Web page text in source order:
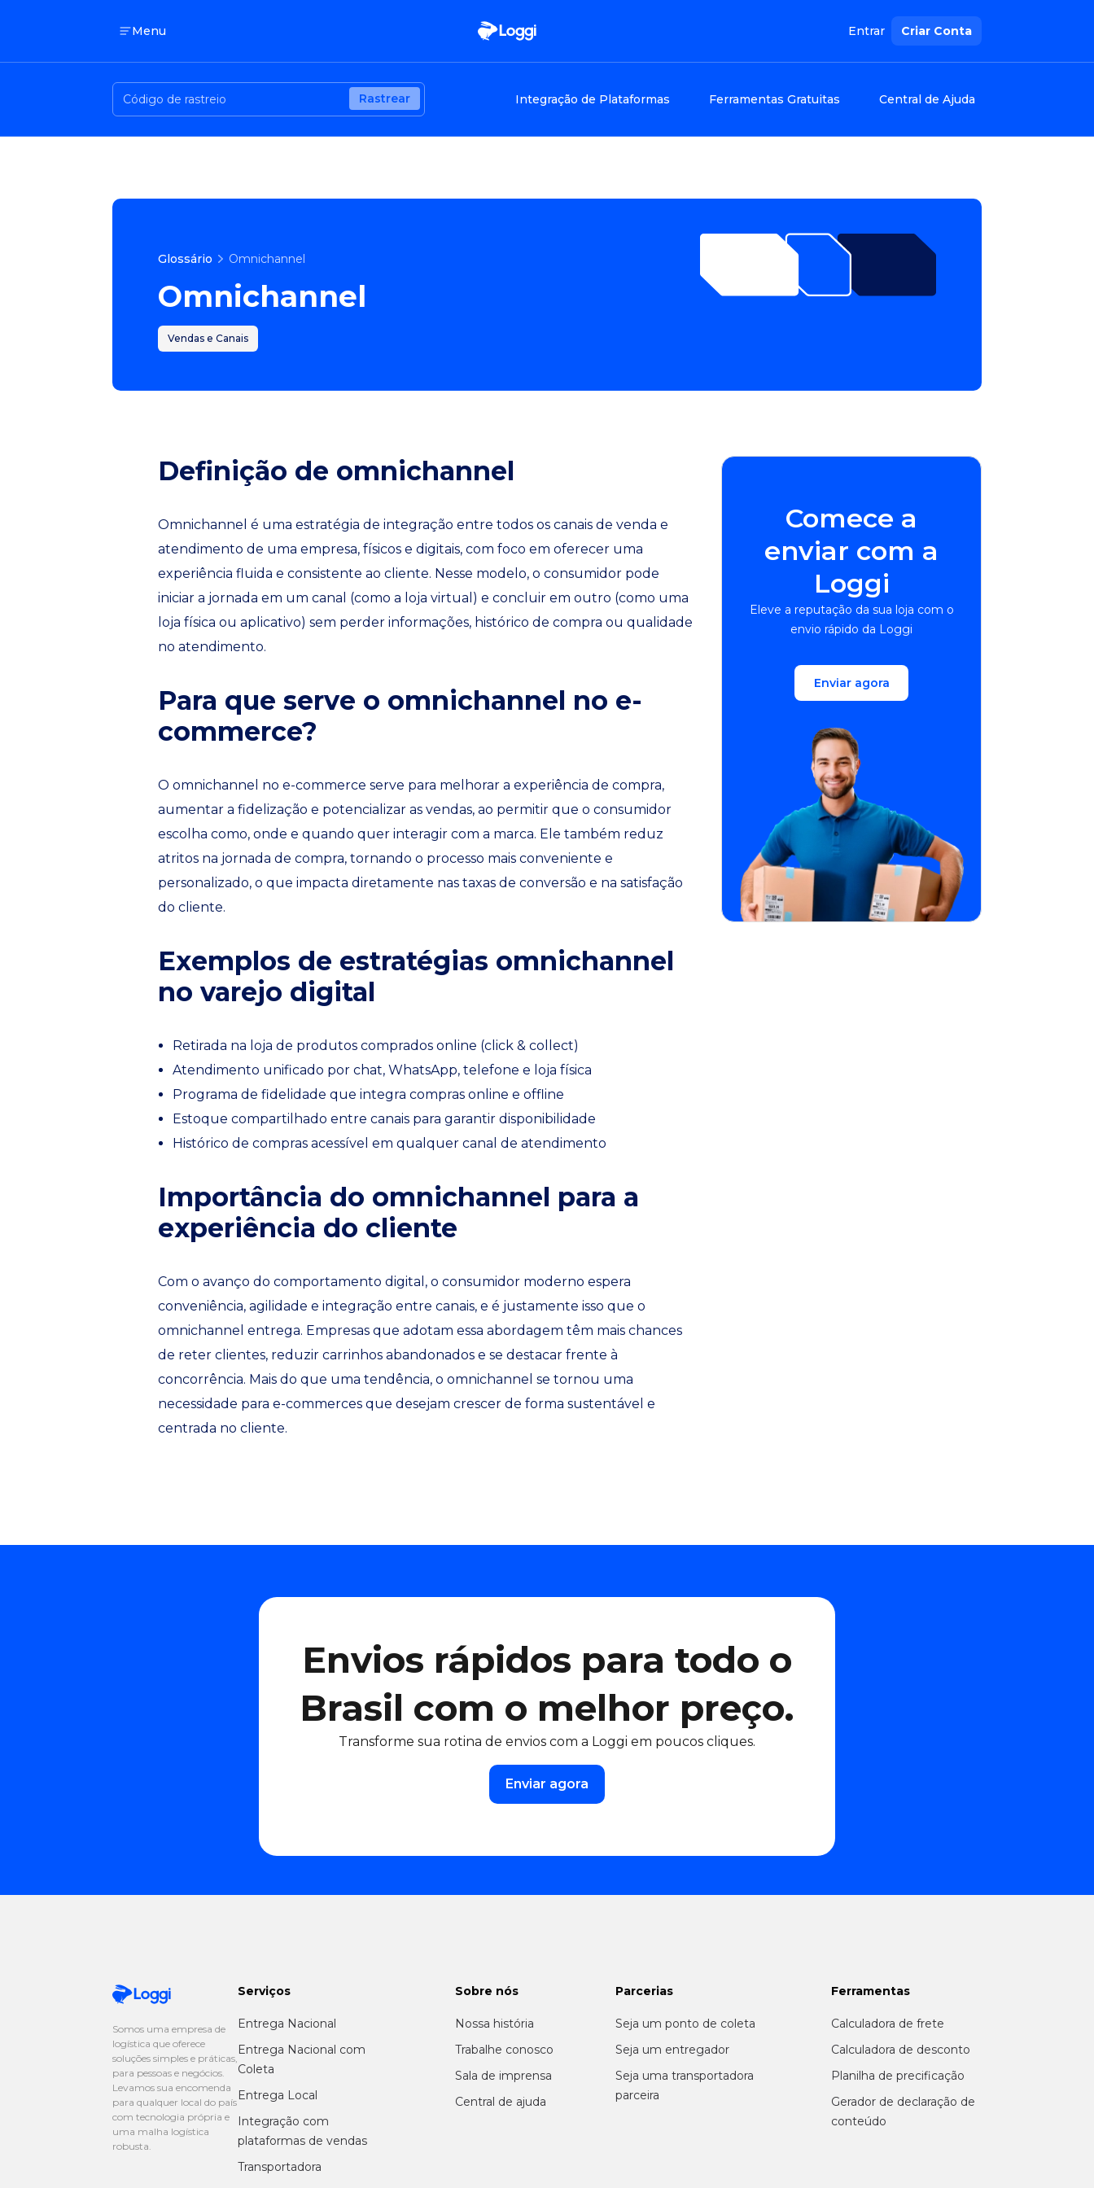
Menu Entrar Criar Conta
Rastrear Integração de Plataformas Ferramentas Gratuitas Central de Ajuda
Glossário Omnichannel
Omnichannel
Vendas e Canais
Definição de omnichannel
Omnichannel é uma estratégia de integração entre todos os canais de venda e
atendimento de uma empresa, físicos e digitais, com foco em oferecer uma
experiência fluida e consistente ao cliente. Nesse modelo, o consumidor pode
iniciar a jornada em um canal (como a loja virtual) e concluir em outro (como uma
loja física ou aplicativo) sem perder informações, histórico de compra ou qualidade
no atendimento.
Para que serve o omnichannel no e-
commerce?
O omnichannel no e-commerce serve para melhorar a experiência de compra,
aumentar a fidelização e potencializar as vendas, ao permitir que o consumidor
escolha como, onde e quando quer interagir com a marca. Ele também reduz
atritos na jornada de compra, tornando o processo mais conveniente e
personalizado, o que impacta diretamente nas taxas de conversão e na satisfação
do cliente.
Exemplos de estratégias omnichannel
no varejo digital
Retirada na loja de produtos comprados online (click & collect)
Atendimento unificado por chat, WhatsApp, telefone e loja física
Programa de fidelidade que integra compras online e offline
Estoque compartilhado entre canais para garantir disponibilidade
Histórico de compras acessível em qualquer canal de atendimento
Importância do omnichannel para a
experiência do cliente
Com o avanço do comportamento digital, o consumidor moderno espera
conveniência, agilidade e integração entre canais, e é justamente isso que o
omnichannel entrega. Empresas que adotam essa abordagem têm mais chances
de reter clientes, reduzir carrinhos abandonados e se destacar frente à
concorrência. Mais do que uma tendência, o omnichannel se tornou uma
necessidade para e-commerces que desejam crescer de forma sustentável e
centrada no cliente.
Comece a
enviar com a
Loggi
Eleve a reputação da sua loja com o
envio rápido da Loggi
Enviar agora
Envios rápidos para todo o
Brasil com o melhor preço.
Transforme sua rotina de envios com a Loggi em poucos cliques.
Enviar agora
Somos uma empresa de
logística que oferece
soluções simples e práticas,
para pessoas e negócios.
Levamos sua encomenda
para qualquer local do país
com tecnologia própria e
uma malha logística
robusta.
Serviços
Entrega Nacional
Entrega Nacional com
Coleta
Entrega Local
Integração com
plataformas de vendas
Transportadora
Sobre nós
Nossa história
Trabalhe conosco
Sala de imprensa
Central de ajuda
Parcerias
Seja um ponto de coleta
Seja um entregador
Seja uma transportadora
parceira
Ferramentas
Calculadora de frete
Calculadora de desconto
Planilha de precificação
Gerador de declaração de
conteúdo